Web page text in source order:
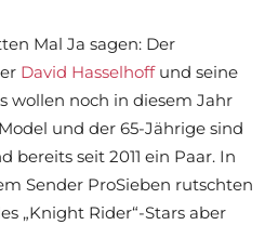
Mal Ja sagen: Der
David Hasselhoffund seine
wollen noch in diesem Jahr
und der 65-Jährige sind
bereits seit 2011 ein Paar. In
Sender ProSieben rutschten
„Knight Rider“-Stars aber